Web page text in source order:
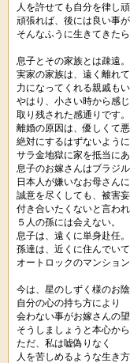
人を許せても自分を律し頑
頑張れば、後には良い事が
そんなふうに生きてきたら
息子とその家族とは疎遠。
実家の家族は、遠く離れ
力になってくれる親戚もい
やはり、小さい時から感
取り残された感通りです。
離婚の原因は、優しくて
絶対にするはずないよう
サラ金地獄に家を抵当に
息子のお嫁さんはブラジ
日本人が嫌いなお母さん
誠意を尽くしても、被害
付き合いたくないと言われ
５人の孫には会えない。
息子は、遠くに単身赴任。
孫達は、近くに住んでい
オートロックのマンショ
今は、星のしずく様のお
自分の心の持ち方により
会わない事がお嫁さんの
そうしましょうと本心から
ただ、私は嘘偽りなく
人を苦しめるような生き